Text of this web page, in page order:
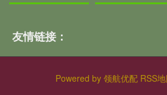
友情链接：
Powered by 领航优配 RSS